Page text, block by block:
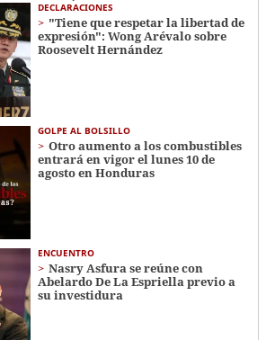
DECLARACIONES
"Tiene que respetar la libertad de
expresión": Wong Arévalo sobre
Roosevelt Hernández
GOLPE AL BOLSILLO
Otro aumento a los combustibles
entrará en vigor el lunes 10 de
agosto en Honduras
ENCUENTRO
Nasry Asfura se reúne con
Abelardo De La Espriella previo a
su investidura